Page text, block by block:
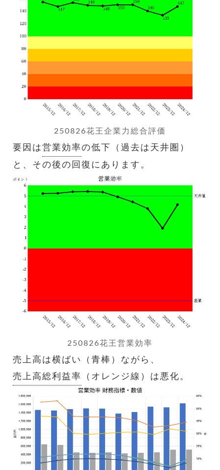
250826花王企業力総合評価
要因は営業効率の低下（過去は天井圏）
と、その後の回復にあります。
250826花王営業効率
売上高は横ばい（青棒）ながら、
売上高総利益率
（オレンジ線）は悪化。